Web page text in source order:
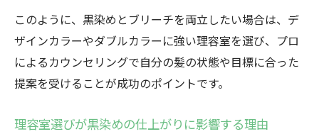
方
理容室スタッフとの理想の共有方法
黒染めと明るい髪色を両立する理容室の選び方
る？
このように、黒染めとブリーチを両立したい場合は、デ
ザインカラーやダブルカラーに強い理容室を選び、プロ
によるカウンセリングで自分の髪の状態や目標に合った
提案を受けることが成功のポイントです。
理容室選びが黒染めの仕上がりに影響する理由